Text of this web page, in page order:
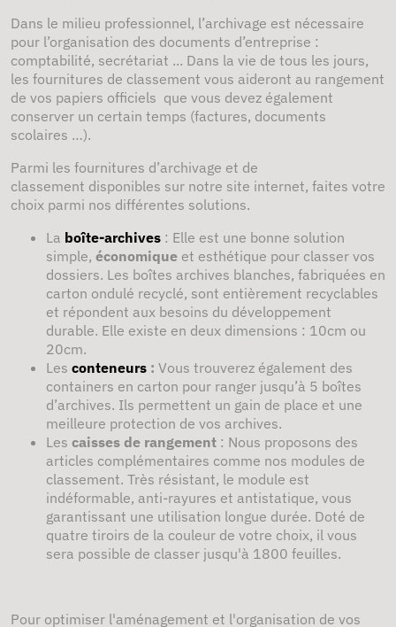
Dans le milieu professionnel, l’archivage est nécessaire
pour l’organisation des documents d’entreprise :
comptabilité, secrétariat ... Dans la vie de tous les jours,
les fournitures de classement vous aideront au rangement
de vos papiers officiels que vous devez également
conserver un certain temps (factures, documents
scolaires …).
Parmi les fournitures d’archivage et de
classement disponibles sur notre site internet, faites votre
choix parmi nos différentes solutions.
La boîte-archives : Elle est une bonne solution
simple, économique et esthétique pour classer vos
dossiers. Les boîtes archives blanches, fabriquées en
carton ondulé recyclé, sont entièrement recyclables
et répondent aux besoins du développement
durable. Elle existe en deux dimensions : 10cm ou
20cm.
Les conteneurs : Vous trouverez également des
containers en carton pour ranger jusqu’à 5 boîtes
d’archives. Ils permettent un gain de place et une
meilleure protection de vos archives.
Les caisses de rangement : Nous proposons des
articles complémentaires comme nos modules de
classement. Très résistant, le module est
indéformable, anti-rayures et antistatique, vous
garantissant une utilisation longue durée. Doté de
quatre tiroirs de la couleur de votre choix, il vous
sera possible de classer jusqu'à 1800 feuilles.
Pour optimiser l'aménagement et l'organisation de vos